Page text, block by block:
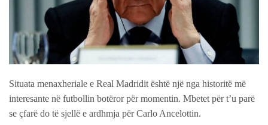
Situata menaxheriale e Real Madridit është një nga historitë më
interesante në futbollin botëror për momentin. Mbetet për t’u parë
se çfarë do të sjellë e ardhmja për Carlo Ancelottin.